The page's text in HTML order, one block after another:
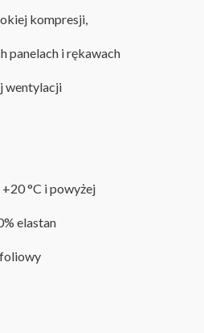
kompresji,
panelach i rękawach
wentylacji
°C i powyżej
elastan